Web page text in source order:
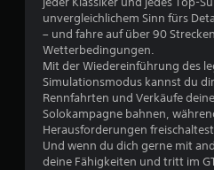
e
m
e
n
t
e
b
e
d
i
g
e
n
l
o
s
ü
b
e
n
unvergleichlichem Sinn fürs
– und fahre auf über 90
Wetterbedingungen.
Mit der Wiedereinführung des
Simulationsmodus kannst du
Rennfahrten und Verkäufe
Solokampagne bahnen,
Herausforderungen
Und wenn du dich gerne mit
deine Fähigkeiten und tritt im